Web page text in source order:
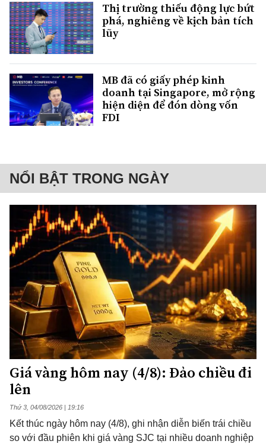
Thị trường thiếu động lực bứt
phá, nghiêng về kịch bản tích
lũy
MB đã có giấy phép kinh
doanh tại Singapore, mở rộng
hiện diện để đón dòng vốn
FDI
NỔI BẬT TRONG NGÀY
Giá vàng hôm nay (4/8): Đảo chiều đi
lên
Thứ 3, 04/08/2026 | 19:16
Kết thúc ngày hôm nay (4/8), ghi nhận diễn biến trái chiều
so với đầu phiên khi giá vàng SJC tại nhiều doanh nghiệp